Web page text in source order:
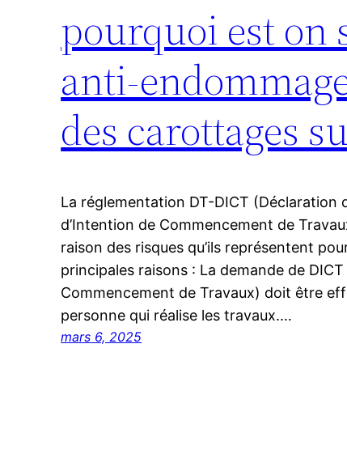
pourquoi est on
anti-
des carottages
La réglementation DT-DICT (Déclaration
d’Intention de Commencement de
raison des risques qu’ils représentent
principales raisons : La demande de
Commencement de Travaux) doit être
personne qui réalise les travaux.…
mars 6, 2025